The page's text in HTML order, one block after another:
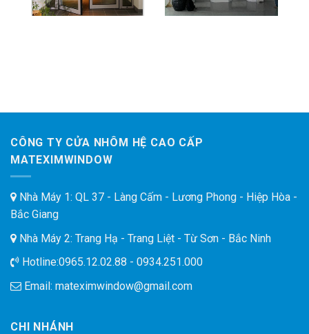
CÔNG TY CỬA NHÔM HỆ CAO CẤP
MATEXIMWINDOW
Nhà Máy 1: QL 37 - Làng Cấm - Lương Phong - Hiệp Hòa -
Bắc Giang
Nhà Máy 2: Trang Hạ - Trang Liệt - Từ Sơn - Bắc Ninh
Hotline:0965.12.02.88 - 0934.251.000
Email: mateximwindow@gmail.com
CHI NHÁNH